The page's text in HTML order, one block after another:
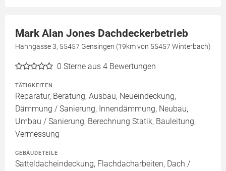
Mark Alan Jones Dachdeckerbetrieb
Hahngasse 3, 55457 Gensingen (19km von 55457 Winterbach)
0 Sterne aus 4 Bewertungen
TÄTIGKEITEN
Reparatur, Beratung, Ausbau, Neueindeckung,
Dämmung / Sanierung, Innendämmung, Neubau,
Umbau / Sanierung, Berechnung Statik, Bauleitung,
Vermessung
GEBÄUDETEILE
Satteldacheindeckung, Flachdacharbeiten, Dach /